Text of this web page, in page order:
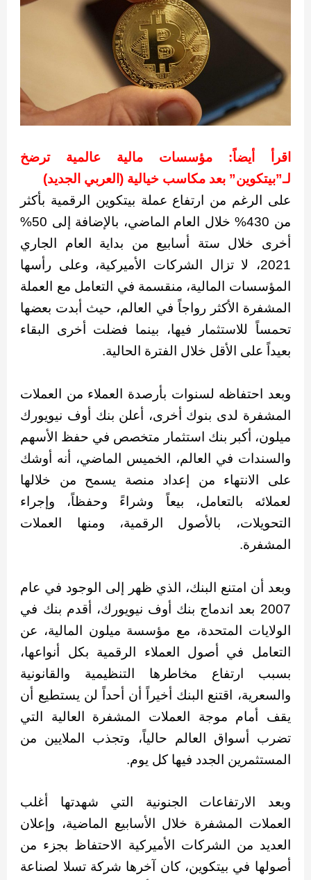
اقرأ أيضاً: مؤسسات مالية عالمية ترضخ
لـ”بيتكوين” بعد مكاسب خيالية (العربي الجديد)
على الرغم من ارتفاع عملة بيتكوين الرقمية بأكثر
من 430% خلال العام الماضي، بالإضافة إلى 50%
أخرى خلال ستة أسابيع من بداية العام الجاري
2021، لا تزال الشركات الأميركية، وعلى رأسها
المؤسسات المالية، منقسمة في التعامل مع العملة
المشفرة الأكثر رواجاً في العالم، حيث أبدت بعضها
تحمساً للاستثمار فيها، بينما فضلت أخرى البقاء
بعيداً على الأقل خلال الفترة الحالية.
وبعد احتفاظه لسنوات بأرصدة العملاء من العملات
المشفرة لدى بنوك أخرى، أعلن بنك أوف نيويورك
ميلون، أكبر بنك استثمار متخصص في حفظ الأسهم
والسندات في العالم، الخميس الماضي، أنه أوشك
على الانتهاء من إعداد منصة يسمح من خلالها
لعملائه بالتعامل، بيعاً وشراءً وحفظاً، وإجراء
التحويلات، بالأصول الرقمية، ومنها العملات
المشفرة.
وبعد أن امتنع البنك، الذي ظهر إلى الوجود في عام
2007 بعد اندماج بنك أوف نيويورك، أقدم بنك في
الولايات المتحدة، مع مؤسسة ميلون المالية، عن
التعامل في أصول العملاء الرقمية بكل أنواعها،
بسبب ارتفاع مخاطرها التنظيمية والقانونية
والسعرية، اقتنع البنك أخيراً أن أحداً لن يستطيع أن
يقف أمام موجة العملات المشفرة العالية التي
تضرب أسواق العالم حالياً، وتجذب الملايين من
المستثمرين الجدد فيها كل يوم.
وبعد الارتفاعات الجنونية التي شهدتها أغلب
العملات المشفرة خلال الأسابيع الماضية، وإعلان
العديد من الشركات الأميركية الاحتفاظ بجزء من
أصولها في بيتكوين، كان آخرها شركة تسلا لصناعة